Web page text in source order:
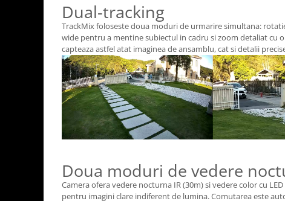
Dual-tracking
TrackMix foloseste doua moduri de urmarire simultana:
wide pentru a mentine subiectul in cadru si zoom detaliat cu
capteaza astfel atat imaginea de ansamblu, cat si detalii
Doua moduri de vedere
Camera ofera vedere nocturna IR (30m) si vedere color cu
pentru imagini clare indiferent de lumina. Comutarea este